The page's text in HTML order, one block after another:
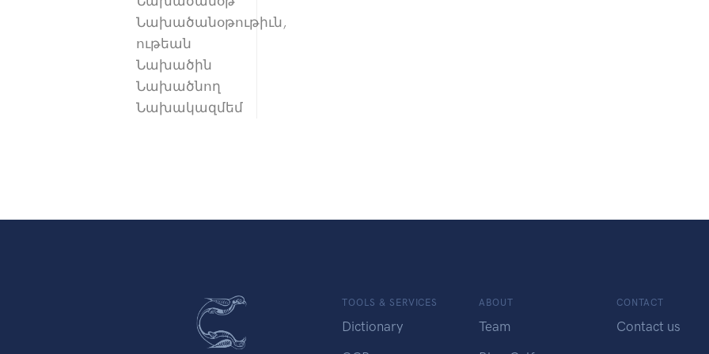
Նախածանօթութիւն,
ութեան
Նախածին
Նախածնող
Նախակազմեմ
TOOLS & SERVICES
Dictionary
ABOUT
Team
CONTACT
Contact us